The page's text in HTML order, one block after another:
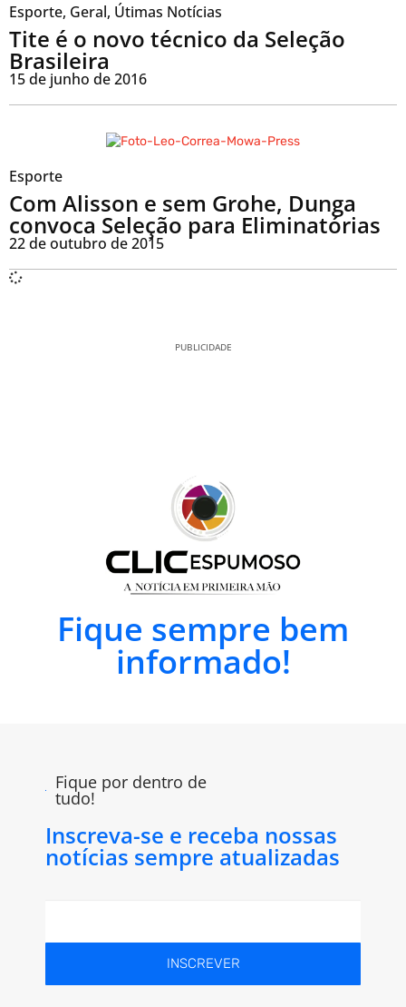
Esporte, Geral, Útimas Notícias
Tite é o novo técnico da Seleção
Brasileira
15 de junho de 2016
Esporte
Com Alisson e sem Grohe, Dunga
convoca Seleção para Eliminatórias
22 de outubro de 2015
PUBLICIDADE
Fique sempre bem
informado!
Fique por dentro de
tudo!
Inscreva-se e receba nossas
notícias sempre atualizadas
INSCREVER